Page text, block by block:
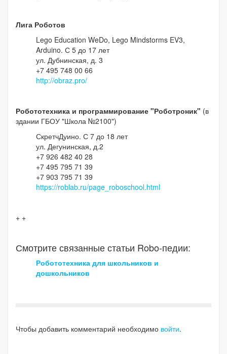
Лига Роботов
Lego Education WeDo, Lego Mindstorms EV3,
Arduino. С 5 до 17 лет
ул. Дубнинская, д. 3
+7 495 748 00 66
http://obraz.pro/
Робототехника и программирование "Роботроник" (в
здании ГБОУ "Школа №2100")
СкретчДуино. С 7 до 18 лет
ул. Дегунинская, д.2
+7 926 482 40 28
+7 495 795 71 39
+7 903 795 71 39
https://roblab.ru/page_roboschool.html
+ +
Смотрите связанные статьи Robo-педии:
Робототехника для школьников и
дошкольников
Чтобы добавить комментарий необходимо войти.